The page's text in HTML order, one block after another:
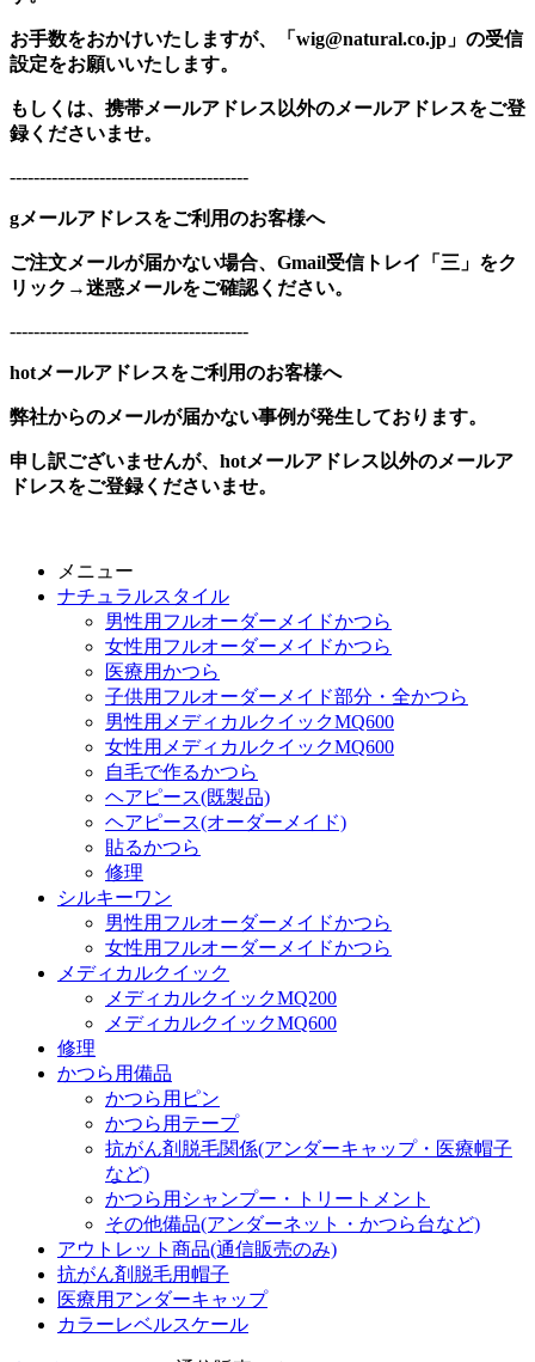
お手数をおかけいたしますが、「wig@natural.co.jp」の受信
設定をお願いいたします。
もしくは、携帯メールアドレス以外のメールアドレスをご登
録くださいませ。
----------------------------------------
gメールアドレスをご利用のお客様へ
ご注文メールが届かない場合、Gmail受信トレイ「三」をク
リック→迷惑メールをご確認ください。
----------------------------------------
hotメールアドレスをご利用のお客様へ
弊社からのメールが届かない事例が発生しております。
申し訳ございませんが、hotメールアドレス以外のメールア
ドレスをご登録くださいませ。
メニュー
ナチュラルスタイル
男性用フルオーダーメイドかつら
女性用フルオーダーメイドかつら
医療用かつら
子供用フルオーダーメイド部分・全かつら
男性用メディカルクイックMQ600
女性用メディカルクイックMQ600
自毛で作るかつら
ヘアピース(既製品)
ヘアピース(オーダーメイド)
貼るかつら
修理
シルキーワン
男性用フルオーダーメイドかつら
女性用フルオーダーメイドかつら
メディカルクイック
メディカルクイックMQ200
メディカルクイックMQ600
修理
かつら用備品
かつら用ピン
かつら用テープ
抗がん剤脱毛関係(アンダーキャップ・医療帽子
など)
かつら用シャンプー・トリートメント
その他備品(アンダーネット・かつら台など)
アウトレット商品(通信販売のみ)
抗がん剤脱毛用帽子
医療用アンダーキャップ
カラーレベルスケール